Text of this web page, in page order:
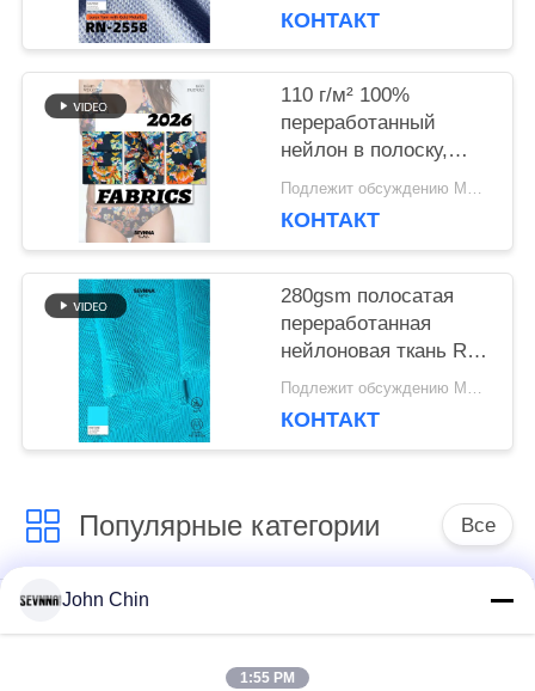
одежды
КОНТАКТ
110 г/м² 100%
переработанный
нейлон в полоску,
ткань RN-2536
Подлежит обсуждению MOQ:Negotiable
КОНТАКТ
280gsm полосатая
переработанная
нейлоновая ткань RN-
2452
Подлежит обсуждению MOQ:Negotiable
КОНТАКТ
Популярные категории Все
использованная
использованная
ткань нейлона
John Chin
1:55 PM